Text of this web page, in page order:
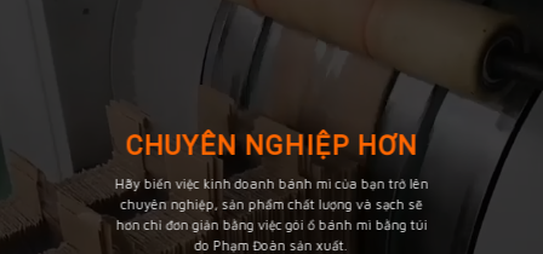
CHUYÊN NGHIỆP HƠN
Hãy biến việc kinh doanh bánh mì của bạn trở lên
chuyên nghiệp, sản phẩm chất lượng và sạch sẽ
hơn chỉ đơn giản bằng việc gói ổ bánh mì bằng túi
do Phạm Đoàn sản xuất.